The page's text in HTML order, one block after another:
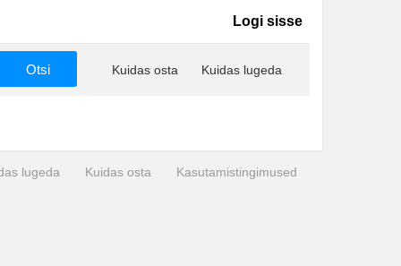
Logi sisse
Kuidas osta Kuidas lugeda
lugeda Kuidas osta Kasutamistingimused